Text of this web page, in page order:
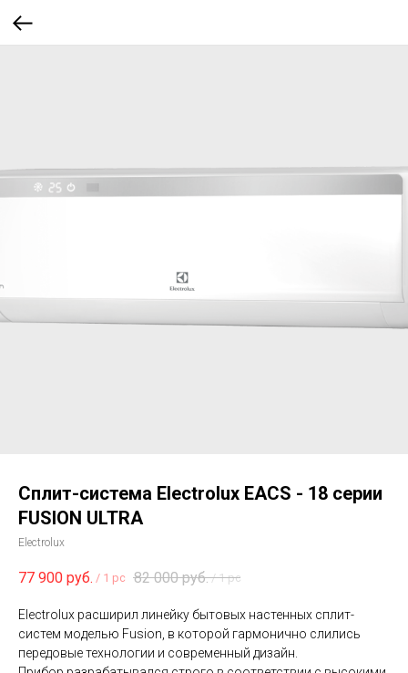
Сплит-система Electrolux EACS - 18 серии
FUSION ULTRA
Electrolux
77 900 руб. / 1 pc 82 000 руб. / 1 pc
Electrolux расширил линейку бытовых настенных сплит-
систем моделью Fusion, в которой гармонично слились
передовые технологии и современный дизайн.